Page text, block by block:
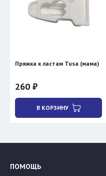
Пряжка к ластам Tusa (мама)
260 ₽
В КОРЗИНУ
ПОМОЩЬ